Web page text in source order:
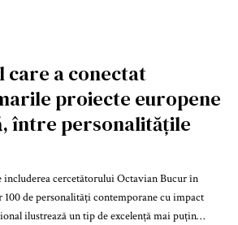
a conectat
proiecte europene
între personalitățile
includerea cercetătorului Octavian Bucur în
100 de personalități contemporane cu impact
ilustrează un tip de excelență mai puțin…